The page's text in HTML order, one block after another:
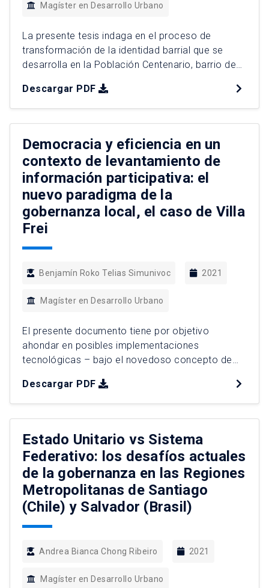
Magíster en Desarrollo Urbano
La presente tesis indaga en el proceso de
transformación de la identidad barrial que se
desarrolla en la Población Centenario, barrio de
Santiago. Para ello, a través de una investigación
exploratoria, se analiza cómo el proceso de
puesta en valor del patrimonio asociado a la
vivienda obrera, iniciado […]
Descargar PDF
Democracia y eficiencia en un
contexto de levantamiento de
información participativa: el
nuevo paradigma de la
gobernanza local, el caso de Villa
Frei
Benjamín Roko Telias Simunivoc 2021
Magíster en Desarrollo Urbano
El presente documento tiene por objetivo
ahondar en posibles implementaciones
tecnológicas – bajo el novedoso concepto de
estudio, la denominada Villa Frei, conjunto
residencial ubicado en la comuna de Ñuñoa. Se
buscará medir el efecto de un tipo de estas
posibles implementaciones – las que constan de
[…]
Descargar PDF
Estado Unitario vs Sistema
Federativo: los desafíos actuales
de la gobernanza en las Regiones
Metropolitanas de Santiago
(Chile) y Salvador (Brasil)
Andrea Bianca Chong Ribeiro 2021
Magíster en Desarrollo Urbano